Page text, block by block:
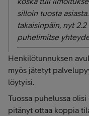
silloin tuosta
takaisinpäin, nyt
puhelimitse
Henkilötunnuksen
myös jätetyt
löytyisi.
Tuossa puhelussa
pitänyt ottaa koppia